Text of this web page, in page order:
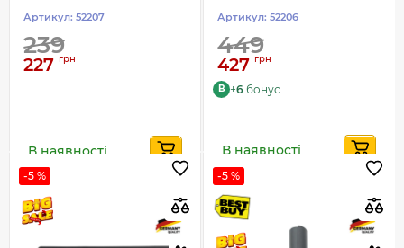
Артикул: 52207
239
227 грн
В наявності
Артикул: 52206
449
427 грн
B +6 бонус
В наявності
-5 % -5 %